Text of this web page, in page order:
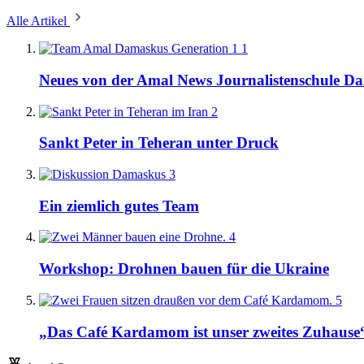
Alle Artikel
1
Neues von der Amal News Journalistenschule
2
Sankt Peter in Teheran unter Druck
3
Ein ziemlich gutes Team
4
Workshop: Drohnen bauen für die Ukraine
5
„Das Café Kardamom ist unser zweites